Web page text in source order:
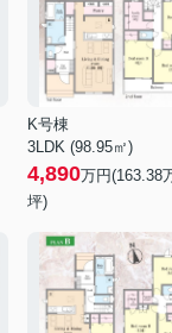
K号棟
3LDK (98.95㎡)
4,890万円(163.38
坪)